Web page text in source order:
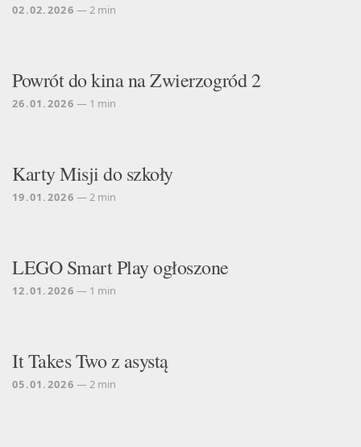
02.02.2026 — 2 min
Powrót do kina na Zwierzogród 2
26.01.2026 — 1 min
Karty Misji do szkoły
19.01.2026 — 2 min
LEGO Smart Play ogłoszone
12.01.2026 — 1 min
It Takes Two z asystą
05.01.2026 — 2 min